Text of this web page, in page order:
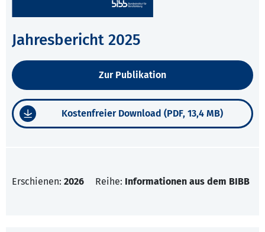
Jahresbericht 2025
Zur Publikation
Kostenfreier Download (PDF, 13,4 MB)
Erschienen: 2026 Reihe: Informationen aus dem BIBB